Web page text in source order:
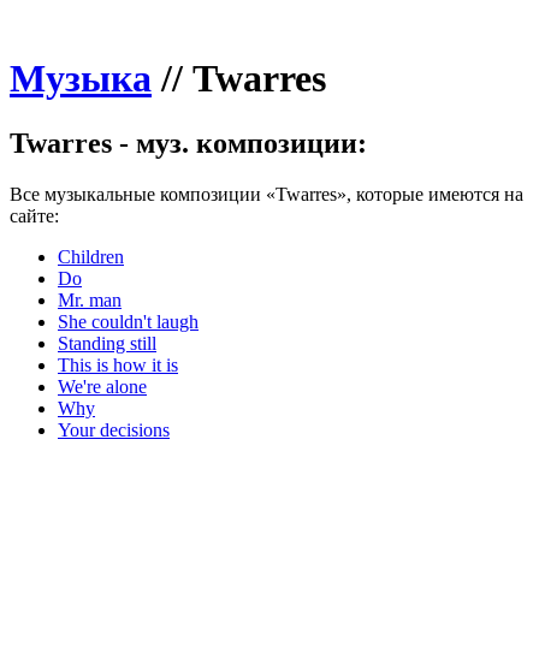
Музыка// Twarres
Twarres - муз. композиции:
Все музыкальные композиции «Twarres», которые имеются на
сайте:
Children
Do
Mr. man
She couldn't laugh
Standing still
This is how it is
We're alone
Why
Your decisions